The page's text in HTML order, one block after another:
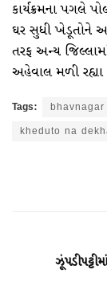
કાર્યક્રમના પગલે
ઘર સુધી ખેડૂતોને
તરફ અન્ય
અહેવાલ મળી
Tags: bhavnagar
kheduto na